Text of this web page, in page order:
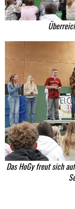
Das HoGy freut sich